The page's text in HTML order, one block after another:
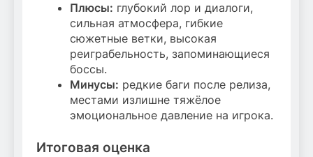
Плюсы: глубокий лор и диалоги,
сильная атмосфера, гибкие
сюжетные ветки, высокая
реиграбельность, запоминающиеся
боссы.
Минусы: редкие баги после релиза,
местами излишне тяжёлое
эмоциональное давление на игрока.
Итоговая оценка